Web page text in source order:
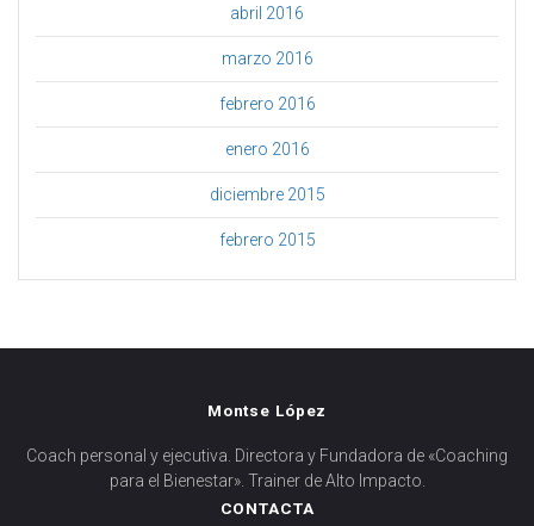
abril 2016
marzo 2016
febrero 2016
enero 2016
diciembre 2015
febrero 2015
Montse López
Coach personal y ejecutiva. Directora y Fundadora de «Coaching
para el Bienestar». Trainer de Alto Impacto.
CONTACTA